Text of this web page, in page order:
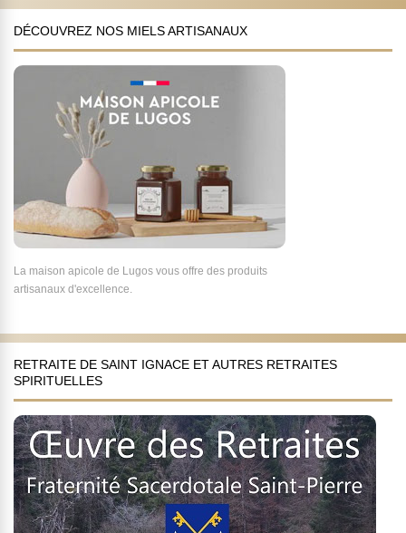
DÉCOUVREZ NOS MIELS ARTISANAUX
La maison apicole de Lugos vous offre des produits
artisanaux d'excellence.
RETRAITE DE SAINT IGNACE ET AUTRES RETRAITES
SPIRITUELLES